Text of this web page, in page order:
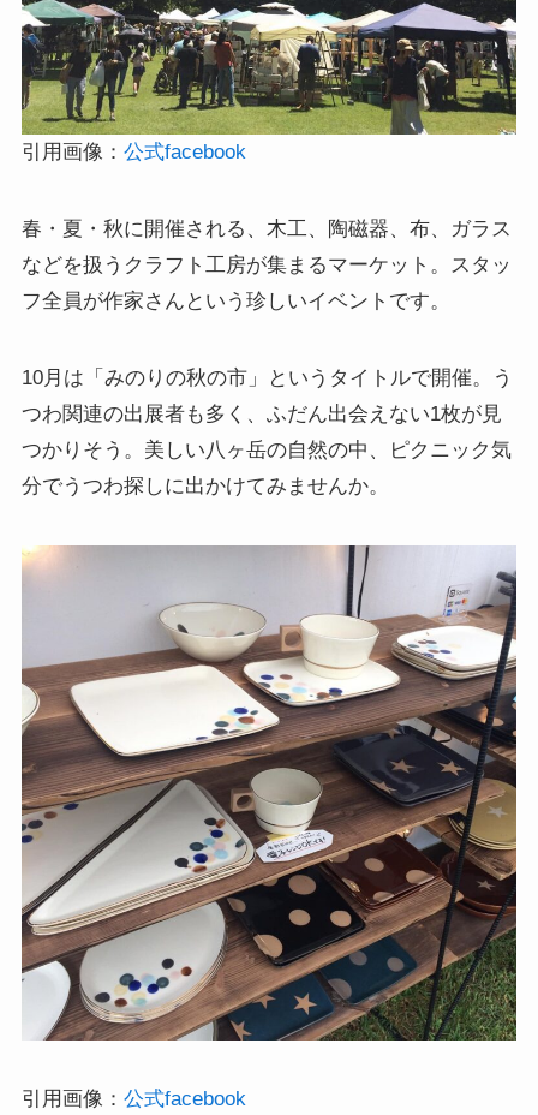
引用画像： 公式facebook
春・夏・秋に開催される、木工、陶磁器、布、ガラス
などを扱うクラフト工房が集まるマーケット。スタッ
フ全員が作家さんという珍しいイベントです。
10月は「みのりの秋の市」というタイトルで開催。う
つわ関連の出展者も多く、ふだん出会えない1枚が見
つかりそう。美しい八ヶ岳の自然の中、ピクニック気
分でうつわ探しに出かけてみませんか。
引用画像： 公式facebook